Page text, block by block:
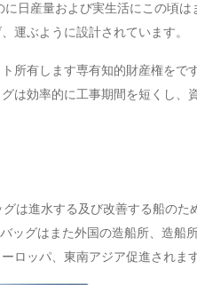
日産量および実生活にこの頃
運ぶように設計されています。
所有します専有知的財産権を
は効率的に工事期間を短くし、
は進水する及び改善する船の
ッグはまた外国の造船所、造
ロッパ、東南アジア促進されます